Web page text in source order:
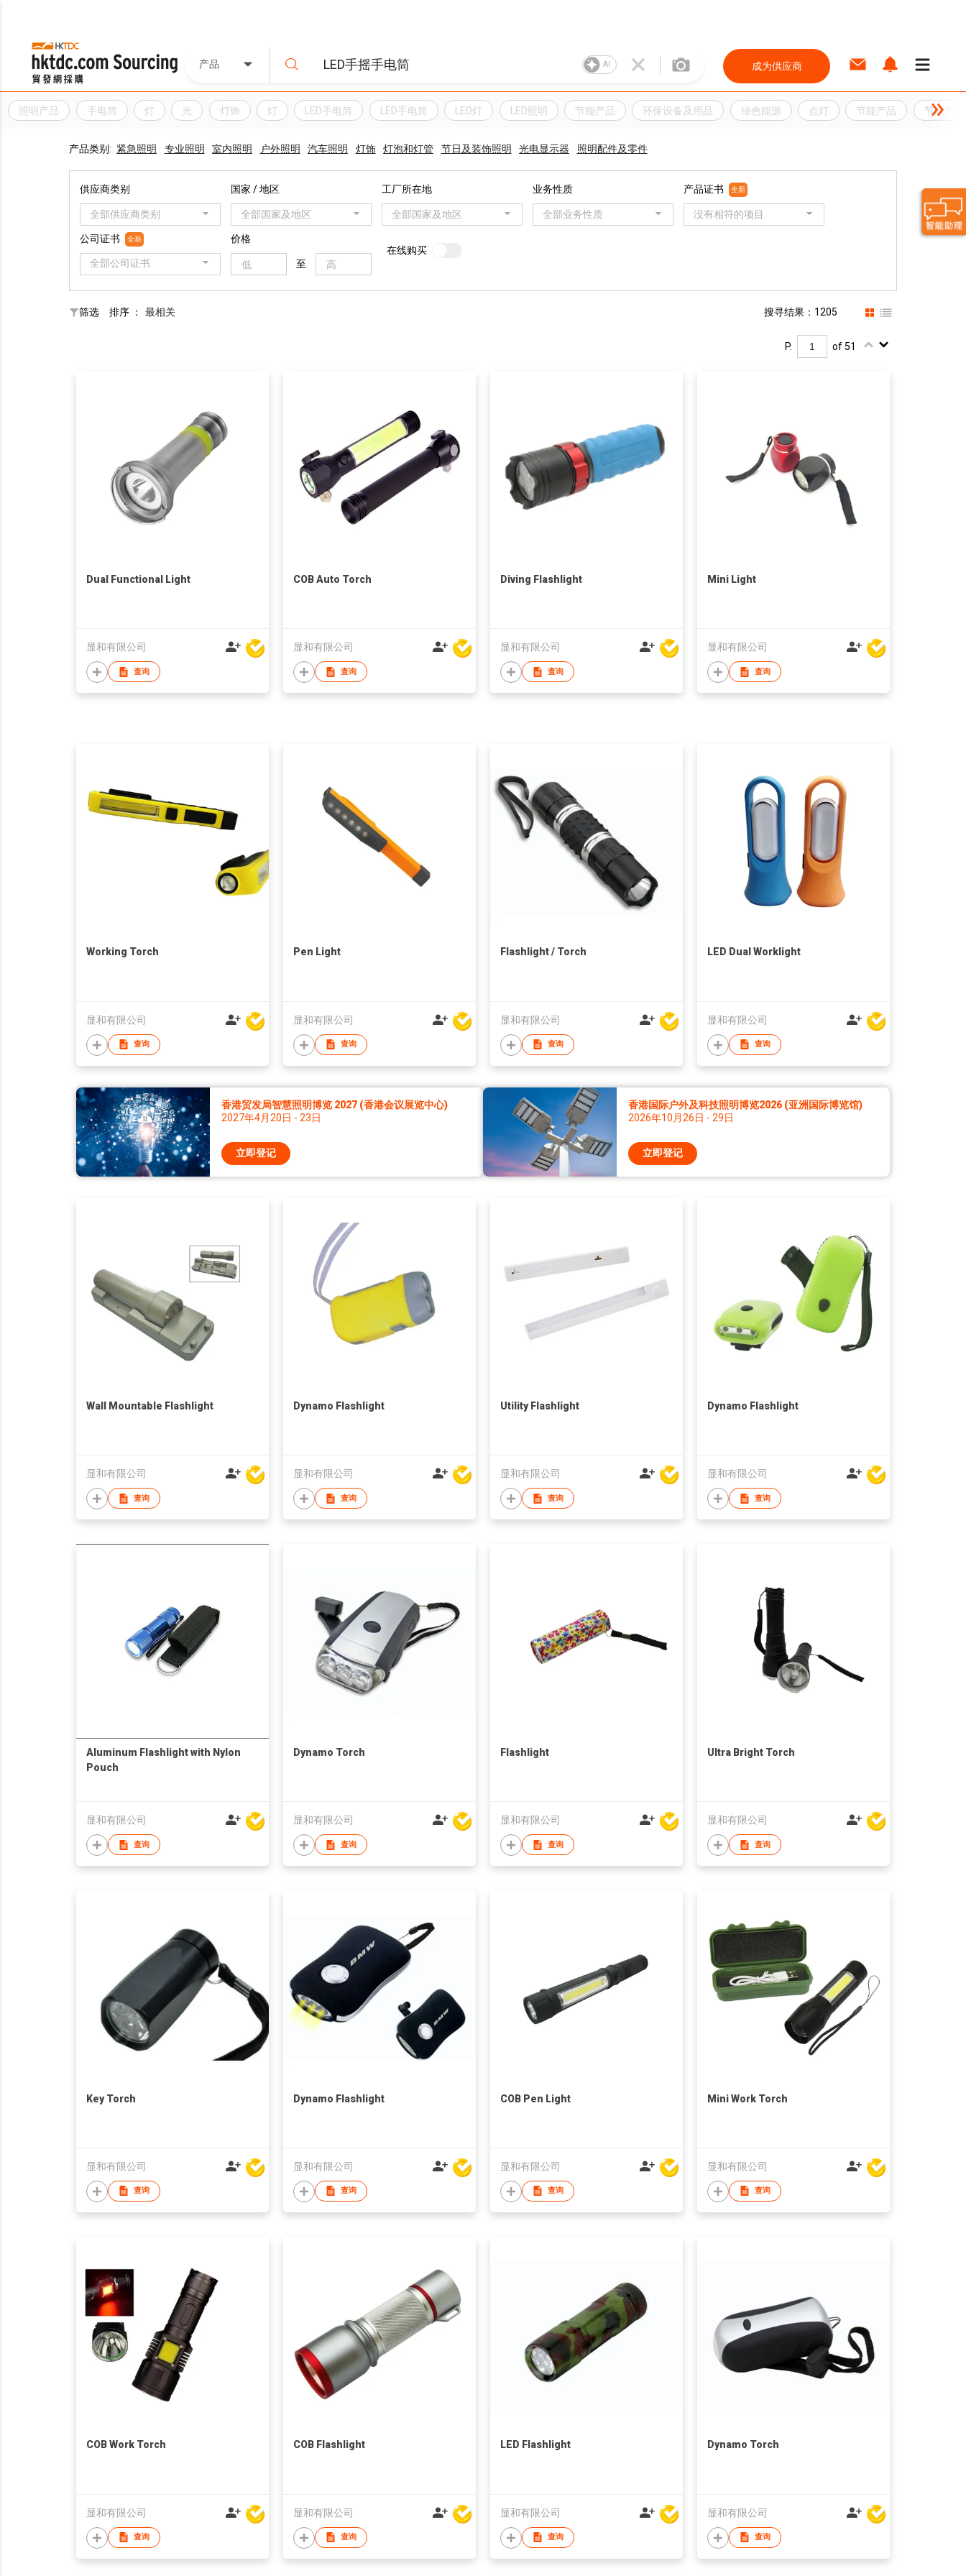
产品 AI 成为供应商
照明产品 手电筒 灯 光 灯饰 灯 LED手电筒 LED手电筒 LED灯 LED照明 节能产品 环保设备及用品 绿色能源 点灯 节能产品 节能产品
产品类别: 紧急照明 专业照明 室内照明 户外照明 汽车照明 灯饰 灯泡和灯管 节日及装饰照明 光电显示器 照明配件及零件
供应商类别
全部供应商类别
国家 / 地区
全部国家及地区
工厂所在地
全部国家及地区
业务性质
全部业务性质
产品证书 全新
没有相符的项目
公司证书 全新
全部公司证书
价格
至
在线购买
筛选 排序 ： 最相关 搜寻结果：1205
P. of 51
Dual Functional Light
显和有限公司
查询
COB Auto Torch
显和有限公司
查询
Diving Flashlight
显和有限公司
查询
Mini Light
显和有限公司
查询
Working Torch
显和有限公司
查询
Pen Light
显和有限公司
查询
Flashlight / Torch
显和有限公司
查询
LED Dual Worklight
显和有限公司
查询
香港贸发局智慧照明博览 2027 (香港会议展览中心)
2027年4月20日 - 23日
立即登记
香港国际户外及科技照明博览2026 (亚洲国际博览馆)
2026年10月26日 - 29日
立即登记
Wall Mountable Flashlight
显和有限公司
查询
Dynamo Flashlight
显和有限公司
查询
Utility Flashlight
显和有限公司
查询
Dynamo Flashlight
显和有限公司
查询
Aluminum Flashlight with Nylon
Pouch
显和有限公司
查询
Dynamo Torch
显和有限公司
查询
Flashlight
显和有限公司
查询
Ultra Bright Torch
显和有限公司
查询
Key Torch
显和有限公司
查询
Dynamo Flashlight
显和有限公司
查询
COB Pen Light
显和有限公司
查询
Mini Work Torch
显和有限公司
查询
COB Work Torch
显和有限公司
查询
COB Flashlight
显和有限公司
查询
LED Flashlight
显和有限公司
查询
Dynamo Torch
显和有限公司
查询